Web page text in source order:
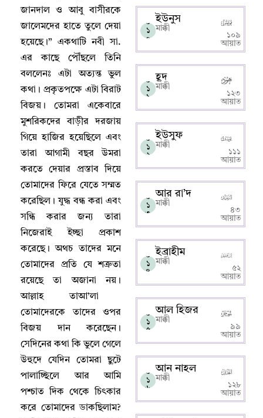
জানদাল ও আবু বাসীরকে
জালেমদের হাতে তুলে দেয়া
হয়েছে।”একথাটি নবী সা.
এর কাছে পৌঁছলে তিনি
বললেনঃ এটা অত্যন্ত ভুল
কথা । প্রকৃতপক্ষে এটা বিরাট
বিজয় । তোমরা একেবারে
মুশরিকদের বাড়ীর দরজায়
গিয়ে হাজির হয়েছিলে এবং
তারা আগামী বছর উমরা
করতে দেয়ার প্রস্তাব দিয়ে
তোমাদের ফিরে যেতে সম্মত
করেছিল । যুদ্ধ বন্ধ করা এবং
সন্ধি করার জন্য তারা
নিজেরাই ইচ্ছা প্রকাশ
করেছে। অথচ তাদের মনে
তোমাদের প্রতি যে শত্রুতা
রয়েছে তা অজানা নয় ।
আল্লাহ‌ তাআ’লা
তোমাদেরকে তাদের ওপর
বিজয় দান করেছেন ।
সেদিনের কথা কি ভুলে গেলে
উহুদে যেদিন তোমরা ছুটে
পালাচ্ছিলে আর আমি
পশ্চাত দিক থেকে চিৎকার
করে তোমাদের ডাকছিলাম?
০
১
০
ইউনুস
মাক্কী
১০৯
আয়াত
০
১
১
হূদ
মাক্কী
১২৩
আয়াত
০
১
২
ইউসুফ
মাক্কী
১১১
আয়াত
০
১
৩
আর রা’দ
মাক্কী
৪৩
আয়াত
০
১
৪
ইব্রাহীম
মাক্কী
৫২
আয়াত
০
১
৫
আল হিজর
মাক্কী
৯৯
আয়াত
০
১
৬
আন নাহল
মাক্কী
১২৮
আয়াত